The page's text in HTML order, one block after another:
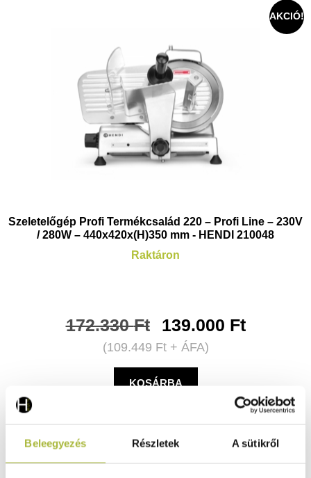
Beleegyezés Részletek A sütikről
AKCIÓ!
Szeletelőgép Profi Termékcsalád 220 – Profi Line – 230V
/ 280W – 440x420x(H)350 mm - HENDI 210048
Raktáron
172.330Ft 139.000 Ft
(109.449 Ft+ ÁFA)
KOSÁRBA
AKCIÓ!